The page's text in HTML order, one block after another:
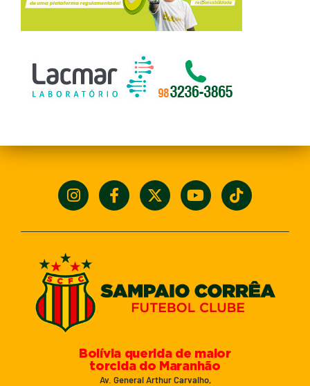
Bolívia querida de maior
torcida do Maranhão
Av. General Arthur Carvalho,